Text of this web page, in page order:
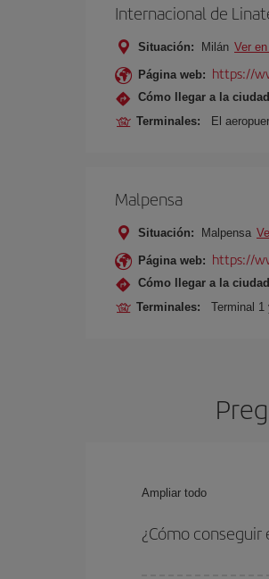
Internacional de
Situación: Milán Ver
Página web: https://
Cómo llegar a la
Terminales: El
Malpensa
Situación: Malpensa
Página web: https://
Cómo llegar a la
Terminales: Terminal 1
Ampliar todo
¿Cómo